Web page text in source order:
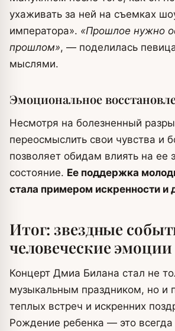
ухаживать за ней на съемках
императора». «Прошлое нужно
прошлом», — поделилась
мыслями.
Эмоциональное
Несмотря на болезненный
переосмыслить свои чувства и
позволяет обидам влиять на ее
состояние. Ее поддержка
стала примером искренности и
Итог: звездные
человеческие эмоции
Концерт Дмиа Билана стал не
музыкальным праздником, но и
теплых встреч и искренних
Рождение ребенка — это всегда